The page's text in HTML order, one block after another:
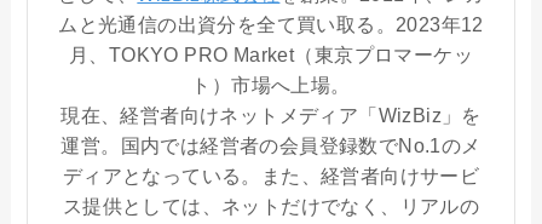
ムと光通信の出資分を全て買い取る。2023年12
月、TOKYO PRO Market（東京プロマーケッ
ト）市場へ上場。
現在、経営者向けネットメディア「WizBiz」を
運営。国内では経営者の会員登録数でNo.1のメ
ディアとなっている。また、経営者向けサービ
ス提供としては、ネットだけでなく、リアルの